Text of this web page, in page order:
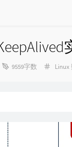
9559字数
分
Linux